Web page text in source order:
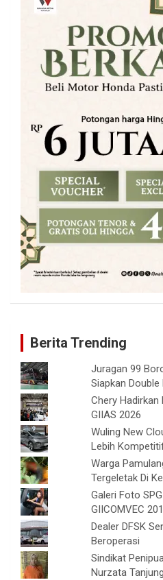
Berita Trending
Juragan 99
Siapkan Double
Chery Hadirkan
GIIAS 2026
Wuling New
Lebih
Warga
Tergeletak Di
Galeri Foto
GIICOMVEC
Dealer DFSK
Beroperasi
Sindikat
Nurzata